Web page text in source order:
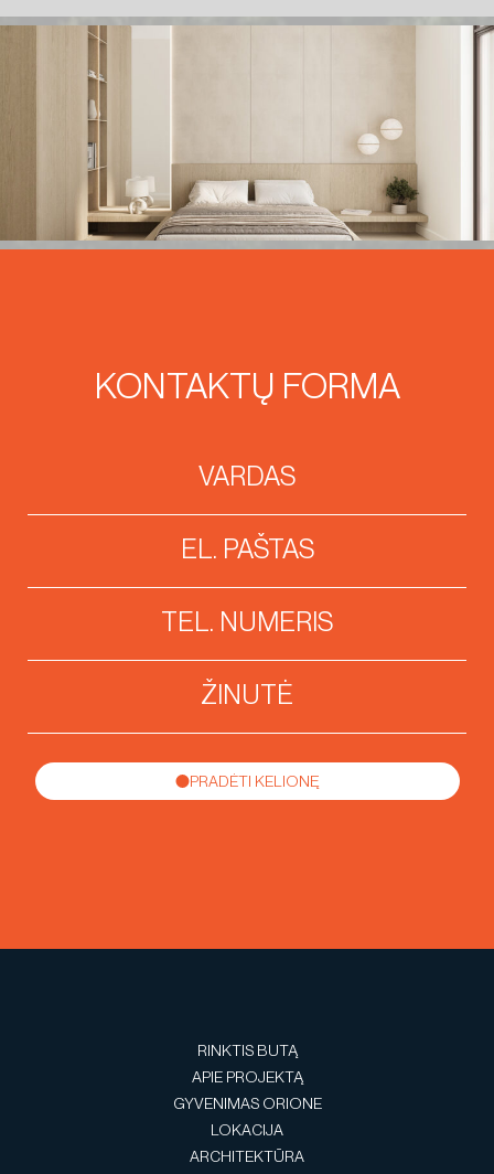
KONTAKTŲ FORMA
PRADĖTI KELIONĘ
RINKTIS BUTĄ
APIE PROJEKTĄ
GYVENIMAS ORIONE
LOKACIJA
ARCHITEKTŪRA